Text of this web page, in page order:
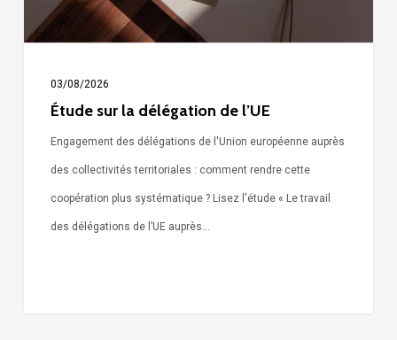
03/08/2026
Étude sur la délégation de l’UE
Engagement des délégations de l'Union européenne auprès
des collectivités territoriales : comment rendre cette
coopération plus systématique ? Lisez l'étude « Le travail
des délégations de l’UE auprès…